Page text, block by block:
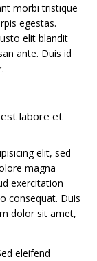
morbi tristique
egestas.
elit blandit
ante. Duis id
labore et
elit, sed
magna
exercitation
consequat. Duis
dolor sit amet,
eleifend